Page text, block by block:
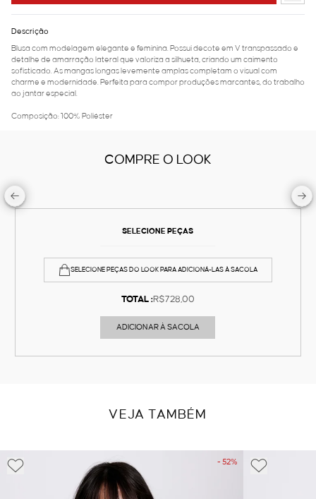
Descrição
Blusa com modelagem elegante e feminina. Possui decote em V transpassado e
detalhe de amarração lateral que valoriza a silhueta, criando um caimento
sofisticado. As mangas longas levemente amplas completam o visual com
charme e modernidade. Perfeita para compor produções marcantes, do trabalho
ao jantar especial.
Composição: 100% Poliéster
COMPRE O LOOK
SELECIONE PEÇAS
SELECIONE PEÇAS DO LOOK PARA ADICIONÁ-LAS À SACOLA
TOTAL :R$728,00
ADICIONAR À SACOLA
VEJA TAMBÉM
- 52%